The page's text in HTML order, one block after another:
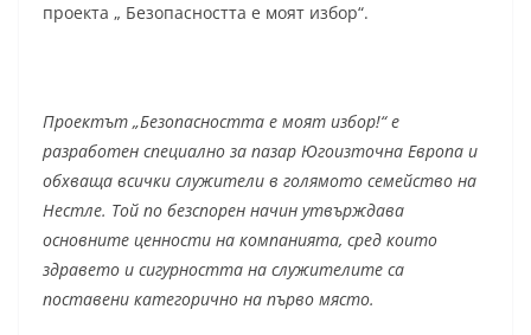
проекта „ Безопасността е моят избор“.
Проектът „Безопасността е моят избор!“ е
разработен специално за пазар Югоизточна Европа и
обхваща всички служители в голямото семейство на
Нестле. Той по безспорен начин утвърждава
основните ценности на компанията, сред които
здравето и сигурността на служителите са
поставени категорично на първо място.